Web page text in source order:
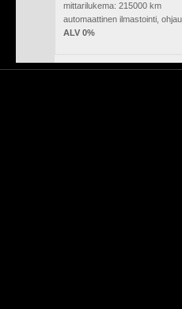
mittarilukema: 215000 km
automaattinen ilmastointi,
ALV 0%